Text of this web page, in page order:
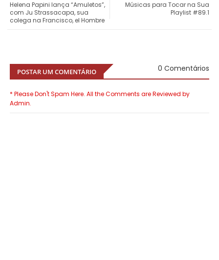
Músicas para Tocar na Sua
Playlist #89.1
Helena Papini lança “Amuletos”,
com Ju Strassacapa, sua
colega na Francisco, el Hombre
POSTAR UM COMENTÁRIO 0 Comentários
* Please Don't Spam Here. All the Comments are Reviewed by
Admin.